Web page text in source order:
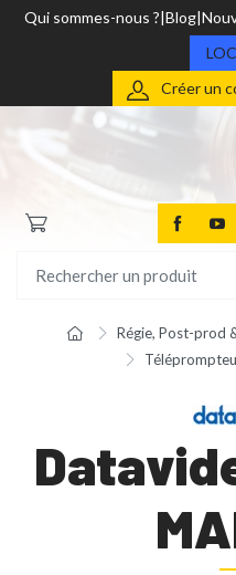
Qui sommes-nous ? Blog
Créer un
Régie, Post-prod